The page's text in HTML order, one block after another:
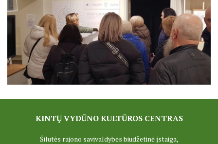
ES projektas GENIUS LOCI. Projekto idėja
ES projektas GENIUS LOCI. Partnerių susitikimas
ES Projektas GENIUS LOCI. Tarptautinis muziejų projektas
KINTŲ VYDŪNO KULTŪROS CENTRAS
Šilutės rajono savivaldybės biudžetinė įstaiga,